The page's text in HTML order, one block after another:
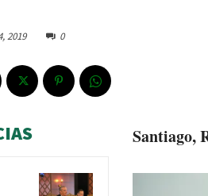
2019 0
Santiago,